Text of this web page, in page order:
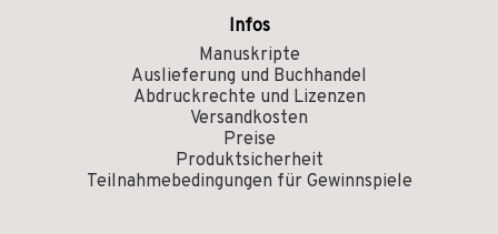
Infos
Manuskripte
Auslieferung und Buchhandel
Abdruckrechte und Lizenzen
Versandkosten
Preise
Produktsicherheit
Teilnahmebedingungen für Gewinnspiele